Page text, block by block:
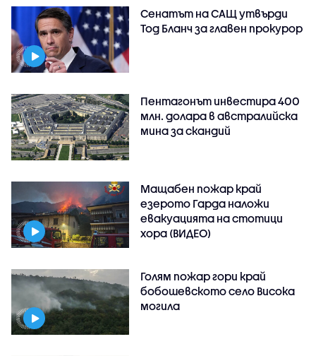
Сенатът на САЩ утвърди
Тод Бланч за главен прокурор
Пентагонът инвестира 400
млн. долара в австралийска
мина за скандий
Мащабен пожар край
езерото Гарда наложи
евакуацията на стотици
хора (ВИДЕО)
Голям пожар гори край
бобошевското село Висока
могила